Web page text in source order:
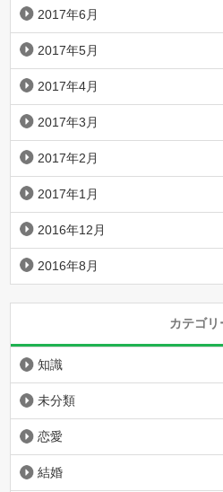
2017年6月
2017年5月
2017年4月
2017年3月
2017年2月
2017年1月
2016年12月
2016年8月
カテゴリ
知識
未分類
恋愛
結婚